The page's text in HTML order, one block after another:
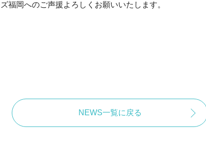
福岡へのご声援よろしくお願いいたします。
NEWS一覧に戻る